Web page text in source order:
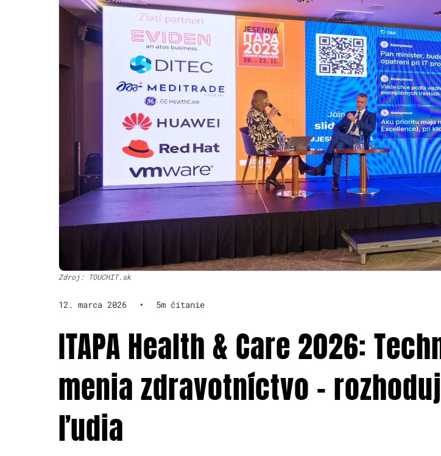
Zdroj: TOUCHIT.sk
12. marca 2026 • 5m čítanie
ITAPA Health & Care 2026:
menia zdravotníctvo –
ľudia